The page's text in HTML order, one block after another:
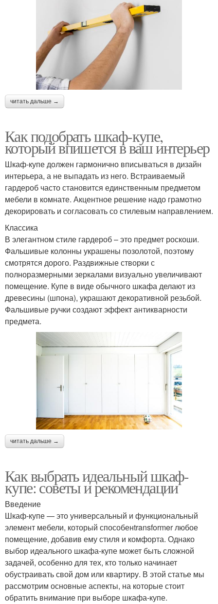
читать дальше →
Как подобрать шкаф-купе,
который впишется в ваш интерьер
Шкаф-купе должен гармонично вписываться в дизайн
интерьера, а не выпадать из него. Встраиваемый
гардероб часто становится единственным предметом
мебели в комнате. Акцентное решение надо грамотно
декорировать и согласовать со стилевым направлением.
Классика
В элегантном стиле гардероб – это предмет роскоши.
Фальшивые колонны украшены позолотой, поэтому
смотрятся дорого. Раздвижные створки с
полноразмерными зеркалами визуально увеличивают
помещение. Купе в виде обычного шкафа делают из
древесины (шпона), украшают декоративной резьбой.
Фальшивые ручки создают эффект антикварности
предмета.
читать дальше →
Как выбрать идеальный шкаф-
купе: советы и рекомендации
Введение
Шкаф-купе — это универсальный и функциональный
элемент мебели, который способенtransformer любое
помещение, добавив ему стиля и комфорта. Однако
выбор идеального шкафа-купе может быть сложной
задачей, особенно для тех, кто только начинает
обустраивать свой дом или квартиру. В этой статье мы
рассмотрим основные аспекты, на которые стоит
обратить внимание при выборе шкафа-купе.